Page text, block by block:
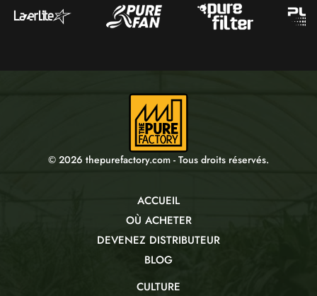
© 2026 thepurefactory.com - Tous droits réservés.
ACCUEIL
OÙ ACHETER
DEVENEZ DISTRIBUTEUR
BLOG
CULTURE